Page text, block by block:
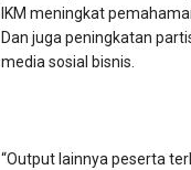
IKM meningkat
Dan juga peningkatan
media sosial bisnis.
“Output lainnya peserta